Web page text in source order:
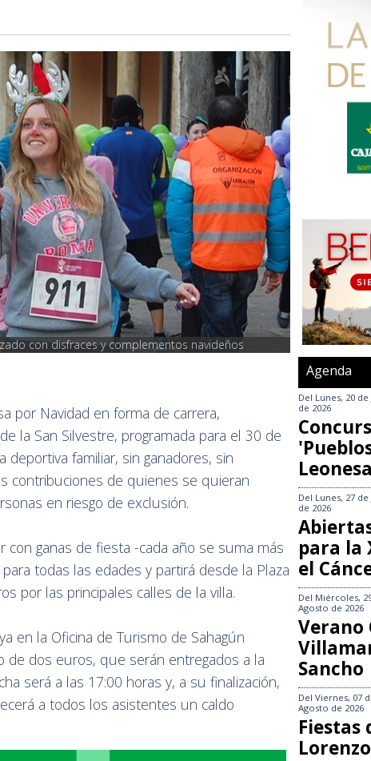
con disfraces y complementos navideños
por Navidad en forma de carrera,
la San Silvestre, programada para el 30 de
familiar, sin ganadores, sin
contribuciones de quienes se quieran
en riesgo de exclusión.
con ganas de fiesta -cada año se suma más
todas las edades y partirá desde la Plaza
por las principales calles de la villa.
en la Oficina de Turismo de Sahagún
de dos euros, que serán entregados a la
será a las 17:00 horas y, a su finalización,
a todos los asistentes un caldo
Agenda
Del Lunes, 20
de 2026
Del Lunes, 27
de 2026
para la
el
Del Miércoles,
Agosto de 2026
Verano
Sancho
Del Viernes, 07
Agosto de 2026
Fiestas